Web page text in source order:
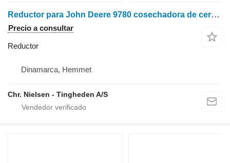
Reductor para John Deere 9780 cosechadora de cereales
Precio a consultar
Reductor
Dinamarca, Hemmet
Chr. Nielsen - Tingheden A/S